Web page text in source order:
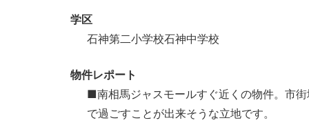
学区
石神第二小学校石神中学校
物件レポート
■南相馬ジャスモールすぐ近くの物件。市
で過ごすことが出来そうな立地です。